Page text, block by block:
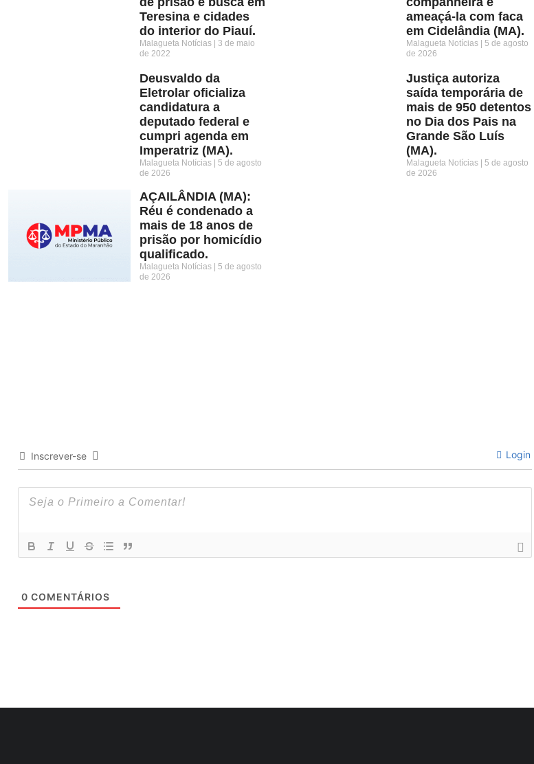
Teresina e cidades
do interior do Piauí.
Malagueta Notícias
3 de maio
de 2022
ameaçá-la com faca
em Cidelândia (MA).
Malagueta Notícias
5 de agosto
de 2026
Deusvaldo da
Eletrolar oficializa
candidatura a
deputado federal e
cumpri agenda em
Imperatriz (MA).
Malagueta Notícias
5 de agosto
de 2026
Justiça autoriza
saída temporária de
mais de 950 detentos
no Dia dos Pais na
Grande São Luís
(MA).
Malagueta Notícias
5 de agosto
de 2026
AÇAILÂNDIA (MA):
Réu é condenado a
mais de 18 anos de
prisão por homicídio
qualificado.
Malagueta Notícias
5 de agosto
de 2026
Inscrever-se Login
0 COMENTÁRIOS